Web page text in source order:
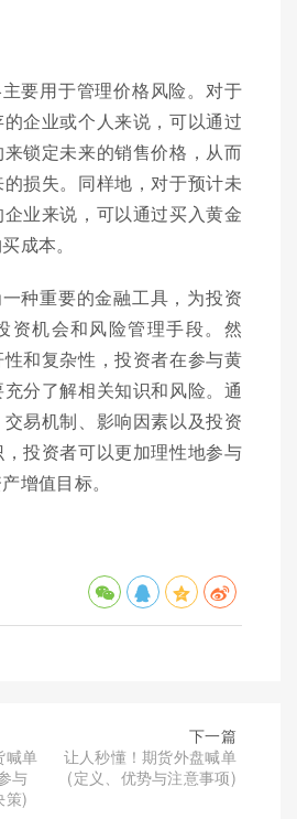
要用于管理价格风险。对于
企业或个人来说，可以通过
锁定未来的销售价格，从而
损失。同样地，对于预计未
业来说，可以通过买入黄金
成本。
种重要的金融工具，为投资
资机会和风险管理手段。然
和复杂性，投资者在参与黄
分了解相关知识和风险。通
易机制、影响因素以及投资
投资者可以更加理性地参与
增值目标。
喊单
与
策)
下一篇
让人秒懂！期货外盘喊单
(定义、优势与注意事项)